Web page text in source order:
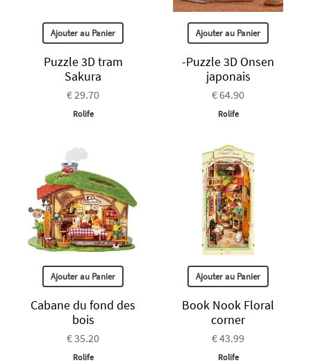
Ajouter au Panier
Puzzle 3D tram
Sakura
€ 29.70
Rolife
Ajouter au Panier
-Puzzle 3D Onsen
japonais
€ 64.90
Rolife
Ajouter au Panier
Cabane du fond des
bois
€ 35.20
Rolife
Ajouter au Panier
Book Nook Floral
corner
€ 43.99
Rolife